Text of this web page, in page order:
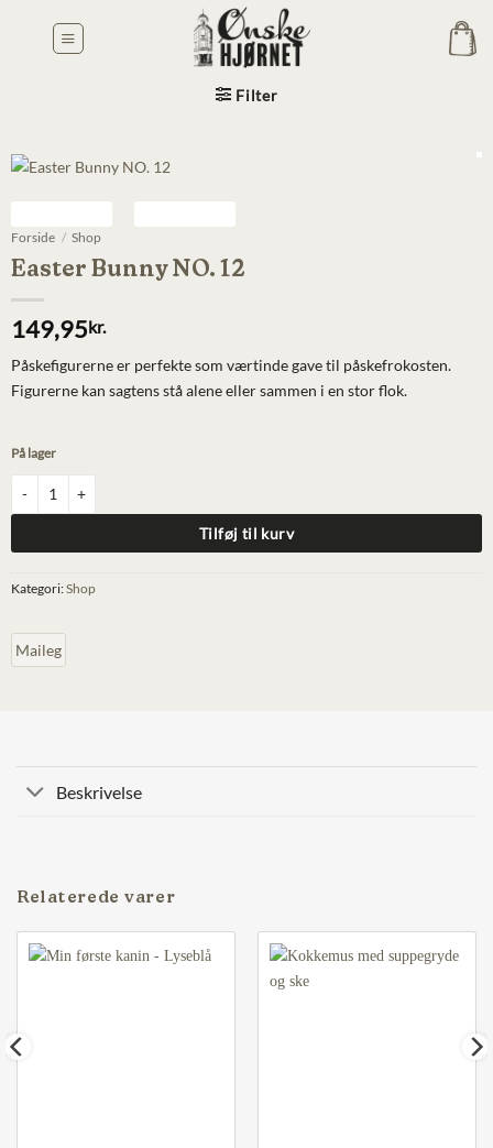
Filter
Forside / Shop
Easter Bunny NO. 12
149,95kr.
Påskefigurerne er perfekte som værtinde gave til påskefrokosten.
Figurerne kan sagtens stå alene eller sammen i en stor flok.
På lager
Tilføj til kurv
Kategori:Shop
Maileg
Beskrivelse
Relaterede varer